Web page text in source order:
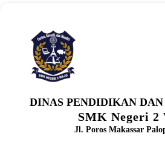
DINAS PENDIDIKAN
SMK Negeri 2
Jl. Poros Makassar